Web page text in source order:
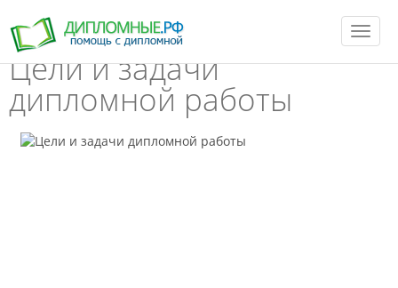
T
o
g
Цели и задачи
дипломной работы